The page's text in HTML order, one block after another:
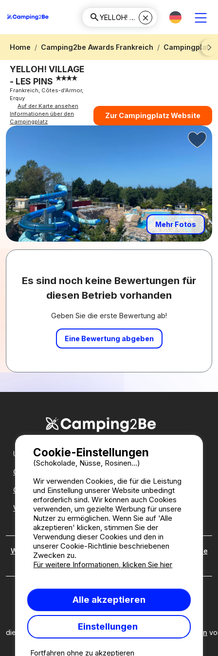
Home Camping2be Awards Frankreich
Campingplatz
Next
YELLOH! VILLAGE
- LES PINS
Frankreich, Côtes-d'Armor,
Erquy
Auf der Karte ansehen
Informationen über den
Campingplatz
Zur Campingplatz Website
Mehr Fotos
Es sind noch keine Bewertungen für
diesen Betrieb vorhanden
Geben Sie die erste Bewertung ab!
Eine Bewertung abgeben
Unsere Partner:
CampingDirect
CampingStreetView
Verzeichnis der Campingplätze
Wer sind wir? |Rechtliche Hinweise|Cookies
Richtlinie
zu kundenbewertungen
Camping2be.com ©2026 Camping2Be, alle Rechte
vorbehalten. Alle Medien und Bilder sind Eigentum ihrer
jeweiligen Besitzer.
Diese Seite ist durch reCAPTCHA geschützt; es gelten
die
DatenschutzbestimmungenundNutzungsbedingungen
Fortfahren ohne zu akzeptieren
Cookie-Einstellungen
(Schokolade, Nüsse, Rosinen...)
Wir verwenden Cookies, die für die Leistung
und Einstellung unserer Website unbedingt
erforderlich sind. Wir können auch Cookies
verwenden, um gezielte Werbung für unsere
Nutzer zu ermöglichen. Wenn Sie auf 'Alle
akzeptieren' klicken, stimmen Sie der
Verwendung dieser Cookies und den in
unserer Cookie-Richtlinie beschriebenen
Zwecken zu.
Für weitere Informationen, klicken Sie hier
Alle akzeptieren
Einstellungen